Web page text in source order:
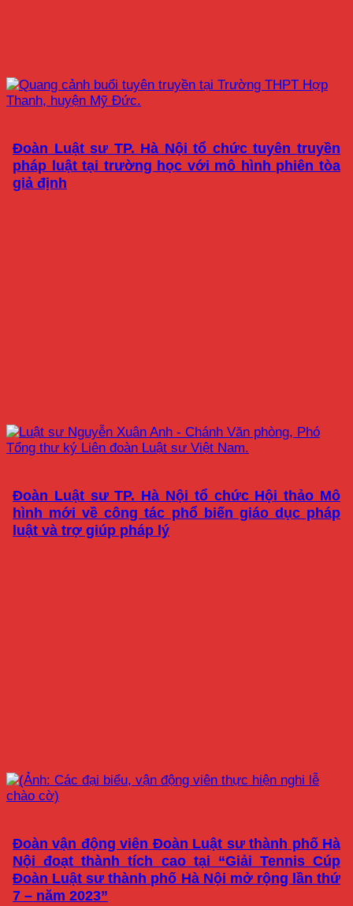
Đoàn Luật sư TP. Hà Nội tổ chức tuyên truyền
pháp luật tại trường học với mô hình phiên tòa
giả định
Đoàn Luật sư TP. Hà Nội tổ chức Hội thảo Mô
hình mới về công tác phổ biến giáo dục pháp
luật và trợ giúp pháp lý
Đoàn vận động viên Đoàn Luật sư thành phố Hà
Nội đoạt thành tích cao tại “Giải Tennis Cúp
Đoàn Luật sư thành phố Hà Nội mở rộng lần thứ
7 – năm 2023”